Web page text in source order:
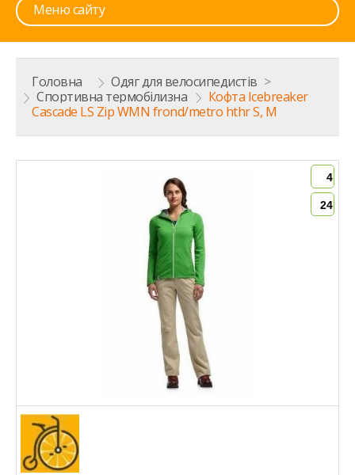
Меню сайту
Головна > Одяг для велосипедистів >
Спортивна термобілизна > Кофта Icebreaker
Cascade LS Zip WMN frond/metro hthr S, M
4
24